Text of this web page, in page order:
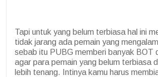
Tapi untuk yang belum terbiasa hal ini
tidak jarang ada pemain yang
sebab itu PUBG memberi banyak BOT
agar para pemain yang belum terbiasa
lebih tenang. Intinya kamu harus